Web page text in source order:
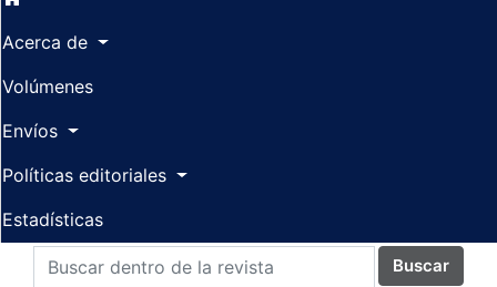
Acerca de
Volúmenes
Envíos
Políticas editoriales
Estadísticas
Buscar